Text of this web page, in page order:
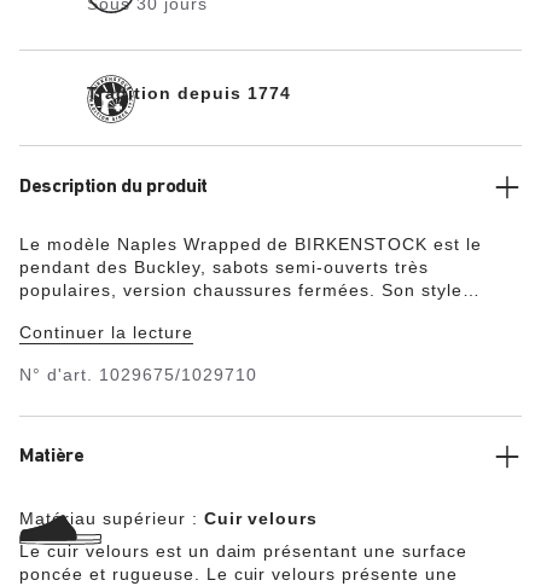
Tradition depuis 1774
Description du produit
Le modèle Naples Wrapped de BIRKENSTOCK est le
pendant des Buckley, sabots semi-ouverts très
populaires, version chaussures fermées. Son style
masculin. La semelle garantit un port confortable et sûr
amortissante en EVA et une semelle d’usure en
comme une seconde peau et lui donne son aspect
Continuer la lecture
N° d'art. 1029675/1029710
Matière
Matériau supérieur : Cuir velours
Le cuir velours est un daim présentant une surface
poncée et rugueuse. Le cuir velours présente une